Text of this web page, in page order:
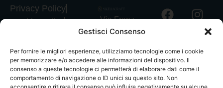
Gestisci Consenso
Per fornire le migliori esperienze, utilizziamo tecnologie come i cookie
per memorizzare e/o accedere alle informazioni del dispositivo. Il
consenso a queste tecnologie ci permetterà di elaborare dati come il
comportamento di navigazione o ID unici su questo sito. Non
Privacy Policy
Cookie Policy
Spedizioni
Informativa
GPSR
Via Franz
Fischietti, 15
Palermo
+39
3939546162